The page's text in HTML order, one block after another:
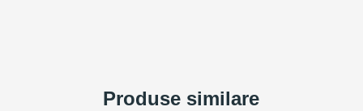
Produse similare